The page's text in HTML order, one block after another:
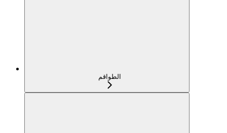
الطواقم